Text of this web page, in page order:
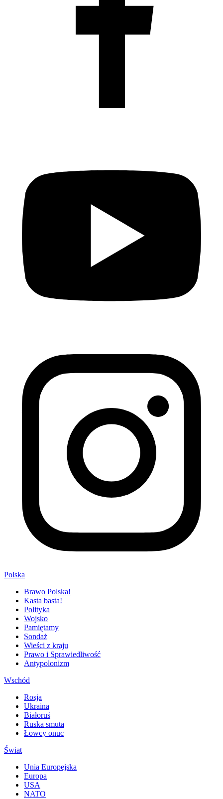
Polska
Brawo Polska!
Kasta basta!
Polityka
Wojsko
Pamiętamy
Sondaż
Wieści z kraju
Prawo i Sprawiedliwość
Antypolonizm
Wschód
Rosja
Ukraina
Białoruś
Ruska smuta
Łowcy onuc
Świat
Unia Europejska
Europa
USA
NATO